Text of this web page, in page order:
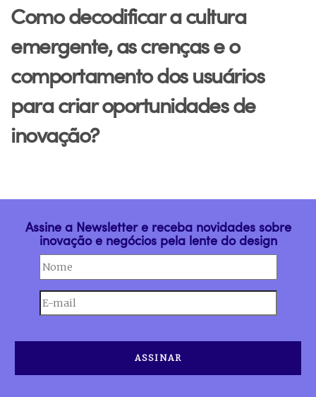
Como decodificar a cultura
emergente, as crenças e o
comportamento dos usuários
para criar oportunidades de
inovação?
Assine a Newsletter e receba novidades sobre
inovação e negócios pela lente do design